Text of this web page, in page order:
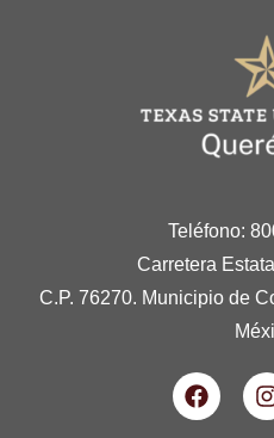
Teléfono:
Carretera
C.P. 76270. Municipio de